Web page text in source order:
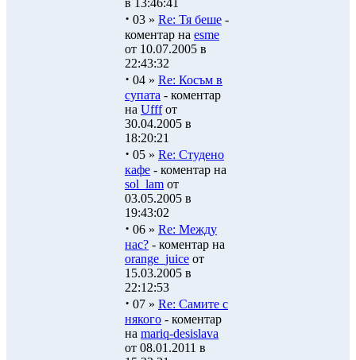
в 13:46:41
· 03 » Re: Тя беше -
коментар на esme
от 10.07.2005 в
22:43:32
· 04 » Re: Косъм в
супата - коментар
на Ufffот
30.04.2005 в
18:20:21
· 05 » Re: Студено
кафе - коментар на
sol_lam от
03.05.2005 в
19:43:02
· 06 » Re: Между
нас? - коментар на
orange_juice от
15.03.2005 в
22:12:53
· 07 » Re: Самите с
някого - коментар
на mariq-desislava
от 08.01.2011 в